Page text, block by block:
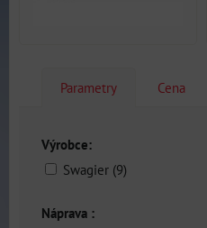
Parametry Cena
Výrobce:
Swagier (9)
Náprava :